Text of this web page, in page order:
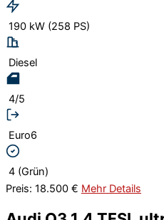
190 kW (258 PS)
Diesel
4/5
Euro6
4 (Grün)
Preis: 18.500 € Mehr Details